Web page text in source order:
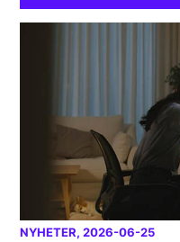
NYHETER, 2026-06-25